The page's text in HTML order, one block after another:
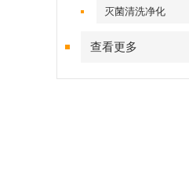
灭菌清洗净化
查看更多